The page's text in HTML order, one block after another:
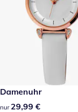
29,99 €
Damenuhr
29,99 €
nur 29,99 €